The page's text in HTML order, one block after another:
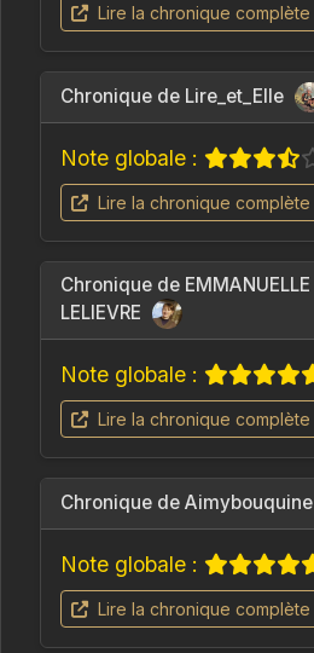
Lire la chronique complète
Chronique de Lire_et_Elle
Note globale :
Lire la chronique complète
Chronique de EMMANUELLE
LELIEVRE
Note globale :
Lire la chronique complète
Chronique de Aimybouquine
Note globale :
Lire la chronique complète